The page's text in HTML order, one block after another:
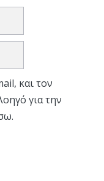
και τον
για την